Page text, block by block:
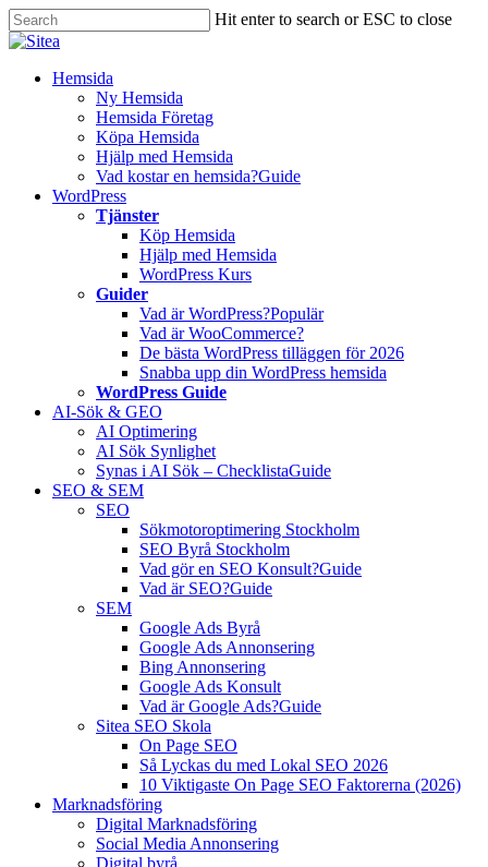
Skip
to
content
Hit enter to search or ESC to close
Close
InnehållHemsida
Ny Hemsida
Hemsida Företag
Köpa Hemsida
Hjälp med Hemsida
Vad kostar en hemsida?Guide
WordPress
Tjänster
Köp Hemsida
Hjälp med Hemsida
WordPress Kurs
Guider
Vad är WordPress?Populär
Vad är WooCommerce?
De bästa WordPress tilläggen för 2026
Snabba upp din WordPress hemsida
WordPress Guide
AI-Sök & GEO
AI Optimering
AI Sök Synlighet
Synas i AI Sök – ChecklistaGuide
SEO & SEM
SEO
Sökmotoroptimering Stockholm
SEO Byrå Stockholm
Vad gör en SEO Konsult?Guide
Vad är SEO?Guide
SEM
Google Ads Byrå
Google Ads Annonsering
Bing Annonsering
Google Ads Konsult
Vad är Google Ads?Guide
Sitea SEO Skola
On Page SEO
Så Lyckas du med Lokal SEO 2026
10 Viktigaste On Page SEO Faktorerna (2026)
Marknadsföring
Digital Marknadsföring
Social Media Annonsering
Digital byrå